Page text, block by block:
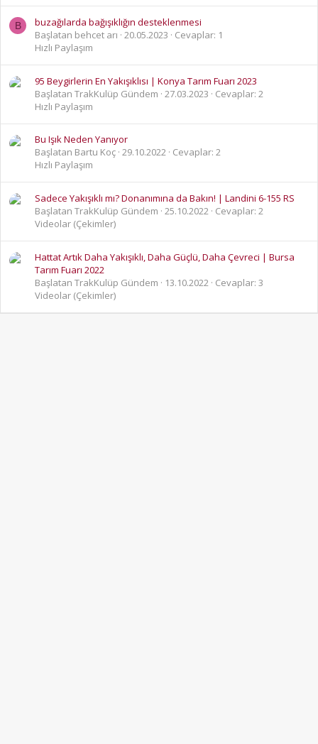
B
buzağılarda bağışıklığın desteklenmesi
Başlatan behcet arı 20.05.2023
Cevaplar: 1
Hızlı Paylaşım
95 Beygirlerin En Yakışıklısı | Konya Tarım Fuarı 2023
Başlatan TrakKulüp Gündem
27.03.2023
Cevaplar: 2
Hızlı Paylaşım
Bu Işık Neden Yanıyor
Başlatan Bartu Koç 29.10.2022 Cevaplar: 2
Hızlı Paylaşım
Sadece Yakışıklı mı? Donanımına da Bakın! | Landini 6-155 RS
Başlatan TrakKulüp Gündem 25.10.2022 Cevaplar: 2
Videolar (Çekimler)
Hattat Artık Daha Yakışıklı, Daha Güçlü, Daha Çevreci | Bursa
Tarım Fuarı 2022
Başlatan TrakKulüp Gündem
13.10.2022
Cevaplar: 3
Videolar (Çekimler)